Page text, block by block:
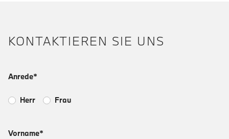
KONTAKTIEREN SIE UNS
Anrede*
Herr Frau
Vorname*